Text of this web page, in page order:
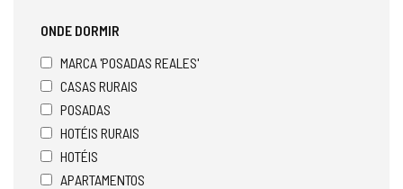
ONDE DORMIR
MARCA 'POSADAS REALES'
CASAS RURAIS
POSADAS
HOTÉIS RURAIS
HOTÉIS
APARTAMENTOS